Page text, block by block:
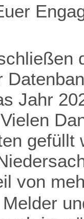
Jahr
Vielen
gefüllt
von